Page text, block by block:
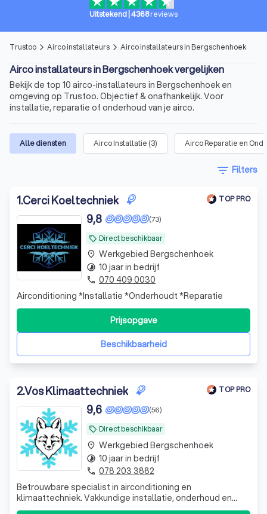
Uitstekend 4368reviews
Trustoo arrow_forward_ios Airco installateurs arrow_forward_ios Airco installateurs in Bergschenhoek
Airco installateurs in Bergschenhoek vergelijken
Bekijk de top 10 airco-installateurs in Bergschenhoek en
omgeving op Trustoo. Objectief & onafhankelijk. Voor
installatie, reparatie of onderhoud van je airco.
Alle diensten Airco Installatie (3) Airco Reparatie en
filter_list Filters
1.Cerci Koeltechniek TOP PRO
local_offer Direct beschikbaar
(73)
9,8
Airconditioning *Installatie *Onderhoudt *Reparatie
Beschikbaarheid
Prijsopgave
place Werkgebied Bergschenhoek
timelapse 10 jaar in bedrijf
phone 070 409 0030
2.Vos Klimaattechniek TOP PRO
local_offer Direct beschikbaar
(56)
9,6
Betrouwbare specialist in airconditioning en
klimaattechniek. Vakkundige installatie, onderhoud en
service voor particulieren en bedrijven.
place Werkgebied Bergschenhoek
timelapse 10 jaar in bedrijf
phone 078 203 3882